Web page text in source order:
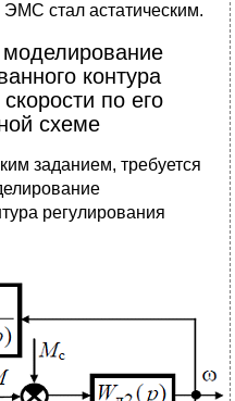
ЭМС стал астатическим.
контура
по его
схеме
заданием, требуется
регулирования